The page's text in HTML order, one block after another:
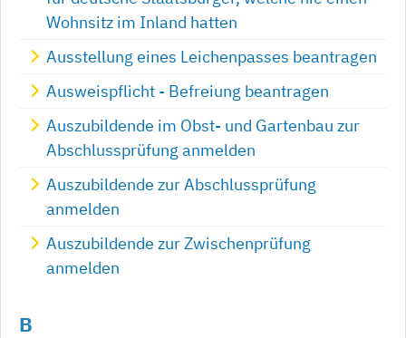
Wohnsitz im Inland hatten
Ausstellung eines Leichenpasses beantragen
Ausweispflicht - Befreiung beantragen
Auszubildende im Obst- und Gartenbau zur
Abschlussprüfung anmelden
Auszubildende zur Abschlussprüfung
anmelden
Auszubildende zur Zwischenprüfung
anmelden
B